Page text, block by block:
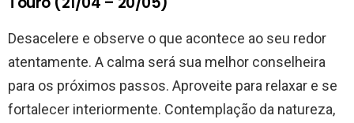
Desacelere e observe o que acontece ao seu redor
atentamente. A calma será sua melhor conselheira
para os próximos passos. Aproveite para relaxar e se
fortalecer interiormente. Contemplação da natureza,